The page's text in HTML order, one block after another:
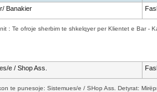
Banakier
: Te ofroje sherbim te shkelqyer per Klientet e Bar -
e / Shop Ass.
te punesoje: Sistemues/e / SHop Ass. Detyrat: